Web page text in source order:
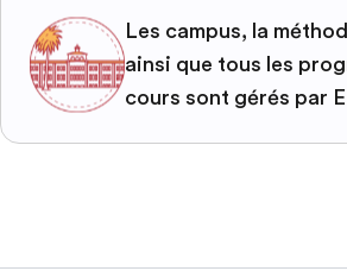
Les campus, la
ainsi que tous les
cours sont gérés par